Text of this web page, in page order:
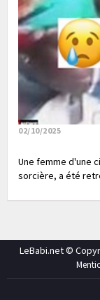
02/10/2025
Une femme d'une
sorcière, a été
LeBabi.net ©